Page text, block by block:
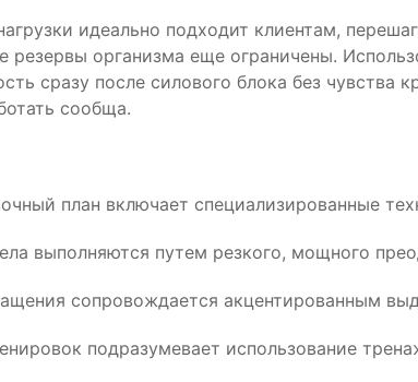
идеально подходит клиентам,
резервы организма еще ограничены.
сразу после силового блока без чувства
сообща.
план включает специализированные
выполняются путем резкого, мощного
сопровождается акцентированным
подразумевает использование